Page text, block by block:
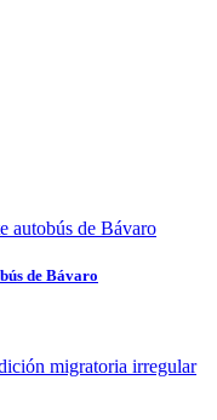
de Bávaro